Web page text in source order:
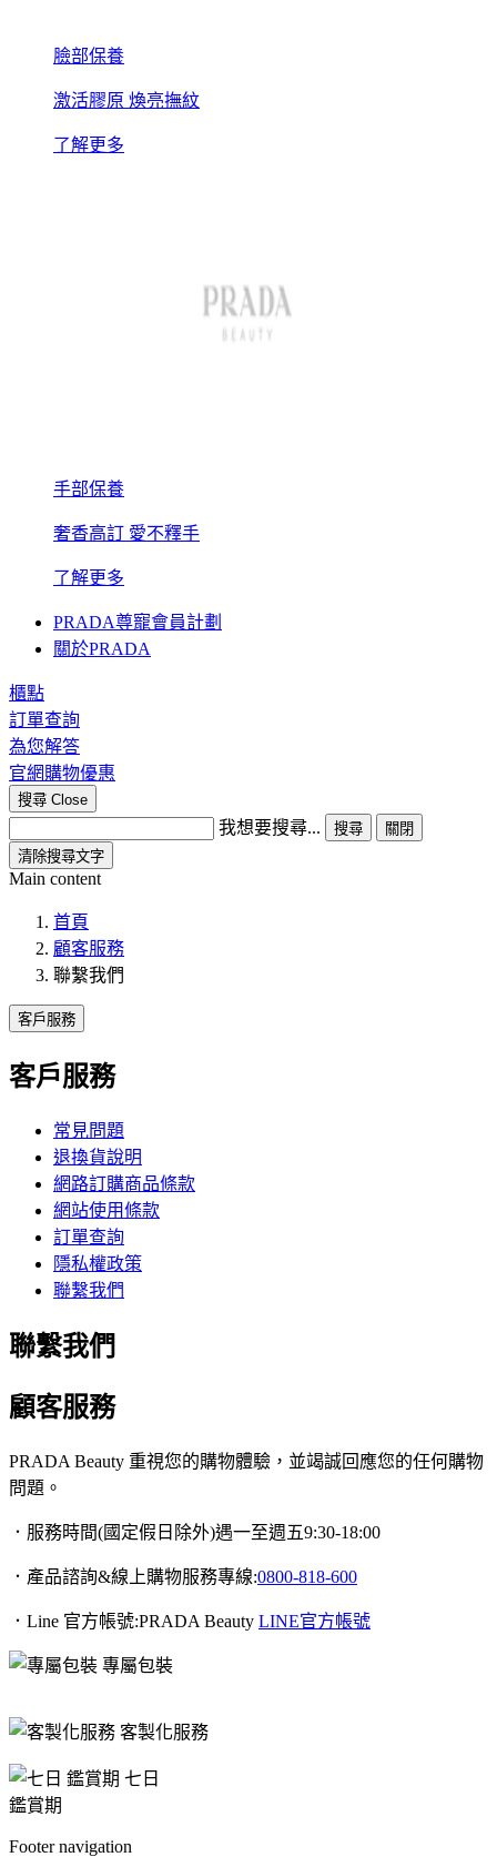
臉部保養
激活膠原 煥亮撫紋
了解更多
手部保養
奢香高訂 愛不釋手
了解更多
PRADA尊寵會員計劃
關於PRADA
櫃點
訂單查詢
為您解答
官網購物優惠
搜尋 Close
我想要搜尋... 搜尋
關閉
清除搜尋文字
Main content
首頁
顧客服務
聯繫我們
客戶服務
客戶服務
常見問題
退換貨說明
網路訂購商品條款
網站使用條款
訂單查詢
隱私權政策
聯繫我們
聯繫我們
顧客服務
PRADA Beauty 重視您的購物體驗，並竭誠回應您的任何購物
問題。
．服務時間(國定假日除外)遇一至週五9:30-18:00
．產品諮詢&線上購物服務專線:0800-818-600
．Line 官方帳號:PRADA Beauty LINE官方帳號
專屬包裝
客製化服務
七日
鑑賞期
Footer navigation